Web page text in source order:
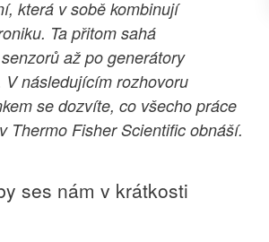
která v sobě kombinují
Ta přitom sahá
až po generátory
V následujícím rozhovoru
se dozvíte, co všecho práce
Thermo Fisher Scientific obnáší.
ses nám v krátkosti